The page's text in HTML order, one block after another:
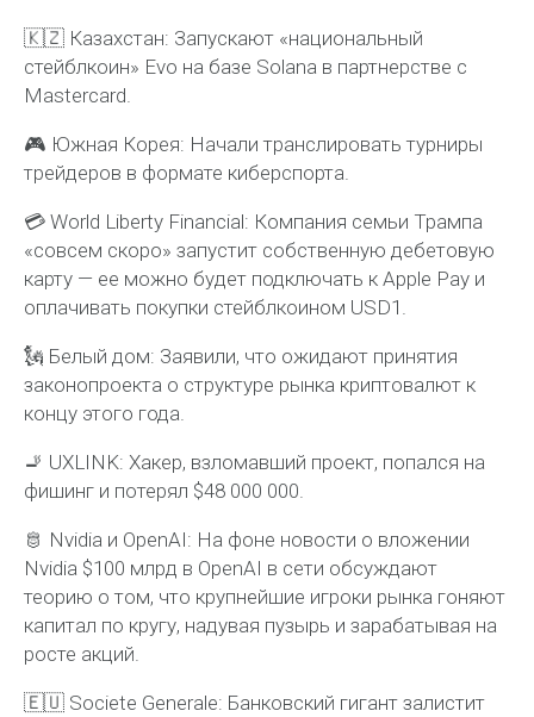
🇰🇿 Казахстан: Запускают «национальный
стейблкоин» Evo на базе Solana в партнерстве с
Mastercard.
🎮 Южная Корея: Начали транслировать турниры
трейдеров в формате киберспорта.
💳 World Liberty Financial: Компания семьи Трампа
«совсем скоро» запустит собственную дебетовую
карту — ее можно будет подключать к Apple Pay и
оплачивать покупки стейблкоином USD1.
🗽 Белый дом: Заявили, что ожидают принятия
законопроекта о структуре рынка криптовалют к
концу этого года.
🚬 UXLINK: Хакер, взломавший проект, попался на
фишинг и потерял $48 000 000.
🫅 Nvidia и OpenAI: На фоне новости о вложении
Nvidia $100 млрд в OpenAI в сети обсуждают
теорию о том, что крупнейшие игроки рынка гоняют
капитал по кругу, надувая пузырь и зарабатывая на
росте акций.
🇪🇺 Societe Generale: Банковский гигант залистит